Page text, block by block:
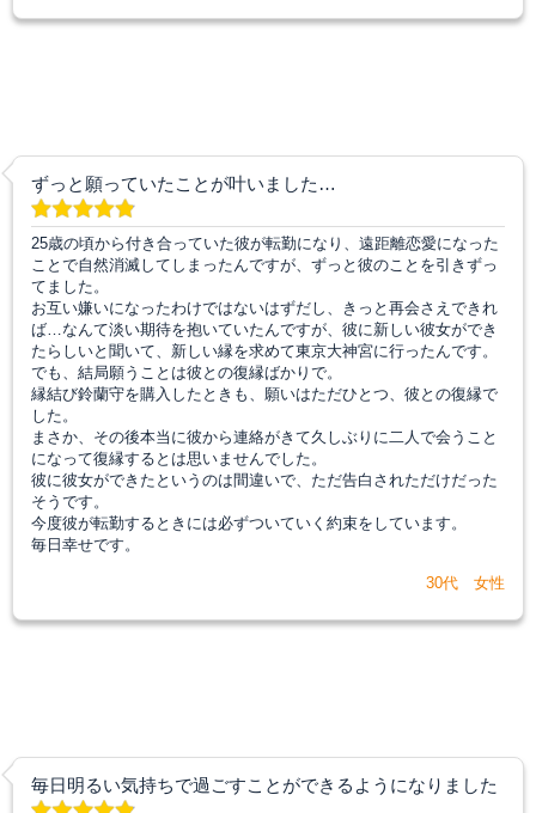
ずっと願っていたことが叶いました…
25歳の頃から付き合っていた彼が転勤になり、遠距離恋愛になった
ことで自然消滅してしまったんですが、ずっと彼のことを引きずっ
てました。
お互い嫌いになったわけではないはずだし、きっと再会さえできれ
ば…なんて淡い期待を抱いていたんですが、彼に新しい彼女ができ
たらしいと聞いて、新しい縁を求めて東京大神宮に行ったんです。
でも、結局願うことは彼との復縁ばかりで。
縁結び鈴蘭守を購入したときも、願いはただひとつ、彼との復縁で
した。
まさか、その後本当に彼から連絡がきて久しぶりに二人で会うこと
になって復縁するとは思いませんでした。
彼に彼女ができたというのは間違いで、ただ告白されただけだった
そうです。
今度彼が転勤するときには必ずついていく約束をしています。
毎日幸せです。
30代 女性
毎日明るい気持ちで過ごすことができるようになりました